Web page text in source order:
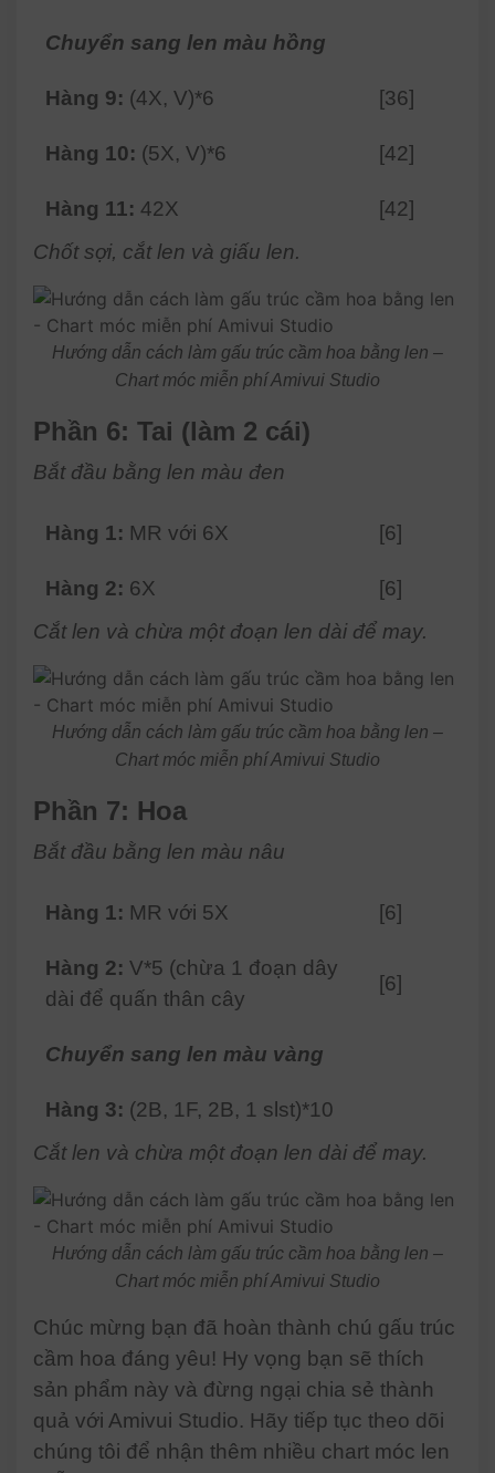
Chuyển sang len màu hồng
Hàng 9: (4X, V)*6 [36]
Hàng 10: (5X, V)*6 [42]
Hàng 11: 42X
[42]
Chốt sợi, cắt len và giấu len.
Hướng dẫn cách làm gấu trúc cầm hoa bằng len –
Chart móc miễn phí Amivui Studio
Phần 6: Tai (làm 2 cái)
Bắt đầu bằng len màu đen
Hàng 1: MR với 6X [6]
Hàng 2: 6X
[6]
Cắt len và chừa một đoạn len dài để may.
Hướng dẫn cách làm gấu trúc cầm hoa bằng len –
Chart móc miễn phí Amivui Studio
Phần 7: Hoa
Bắt đầu bằng len màu nâu
Hàng 1: MR với 5X [6]
Hàng 2: V*5 (chừa 1 đoạn dây
dài để quấn thân cây
[6]
Chuyển sang len màu vàng
Hàng 3: (2B, 1F, 2B, 1 slst)*10
Cắt len và chừa một đoạn len dài để may.
Hướng dẫn cách làm gấu trúc cầm hoa bằng len –
Chart móc miễn phí Amivui Studio
Chúc mừng bạn đã hoàn thành chú gấu trúc
cầm hoa đáng yêu! Hy vọng bạn sẽ thích
sản phẩm này và đừng ngại chia sẻ thành
quả với Amivui Studio. Hãy tiếp tục theo dõi
chúng tôi để nhận thêm nhiều chart móc len